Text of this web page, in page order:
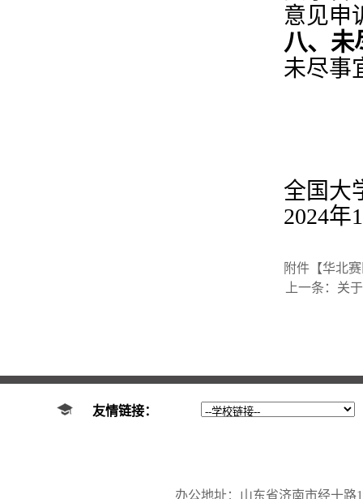
意见申
八、未
未尽事
全国大
2024年
附件【华北
上一条： 关
友情链接：
办公地址：山东省济南市经十路